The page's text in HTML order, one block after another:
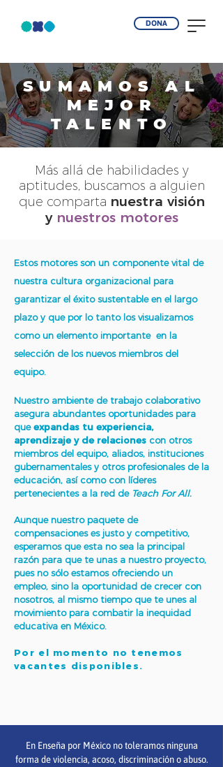
DONA
SUMAMOS AL
MEJOR
TALENTO
Vacantes
Más allá de habilidades y
aptitudes, buscamos a alguien
que comparta nuestra visión
y nuestros motores
Estos motores son un componente vital de
nuestra cultura organizacional para
garantizar el éxito sustentable en el largo
plazo y que por lo tanto los visualizamos
como un elemento importante en la
selección de los nuevos miembros del
equipo.
Nuestro ambiente de trabajo colaborativo
asegura abundantes oportunidades para
queexpandas tu experiencia,
aprendizaje y de relaciones con otros
miembros del equipo, aliados, instituciones
gubernamentales y otros profesionales de la
educación, así como con líderes
pertenecientes a la red de Teach For All.
Aunque nuestro paquete de
compensaciones es justo y competitivo,
esperamos que esta no sea la principal
razón para que te unas a nuestro proyecto,
pues no sólo estamos ofreciendo un
empleo, sino la oportunidad de crecer con
nosotros, al mismo tiempo que te unes al
movimiento para combatir la inequidad
educativa en México.
Por el momento no tenemos
vacantes disponibles.
En Enseña por México no toleramos ninguna
forma de violencia, acoso, discriminación o abuso.